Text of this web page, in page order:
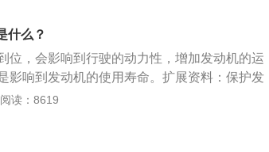
5w30和5w40表示的是机油的粘度，属于冬
w前面的数字代表低温粘度，数字越小，其低温
的最低气温越低；w后面的数字代表的是机油
粘度越大，在高温下的保护性能越好。车型
要求不同，对机油油品粘度的要求也不相同，
；欧车型推荐使用40粘度值的机油，SAE5W-
什么？
位，会影响到行驶的动力性，增加发动机的运
影响到发动机的使用寿命。扩展资料：保护发
同型号的机油。当要使用另一个品牌、型号的
动机的机油：目前市面上发动机的机油有三
阅读：8619